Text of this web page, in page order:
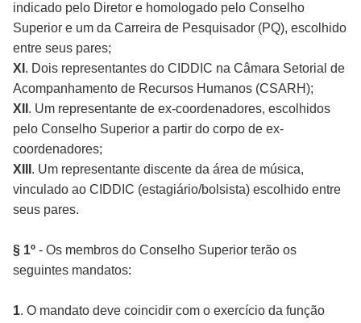
indicado pelo Diretor e homologado pelo Conselho
Superior e um da Carreira de Pesquisador (PQ), escolhido
entre seus pares;
XI . Dois representantes do CIDDIC na Câmara Setorial de
Acompanhamento de Recursos Humanos (CSARH);
XII . Um representante de ex-coordenadores, escolhidos
pelo Conselho Superior a partir do corpo de ex-
coordenadores;
XIII . Um representante discente da área de música,
vinculado ao CIDDIC (estagiário/bolsista) escolhido entre
seus pares.
§ 1º - Os membros do Conselho Superior terão os
seguintes mandatos:
1. O mandato deve coincidir com o exercício da função